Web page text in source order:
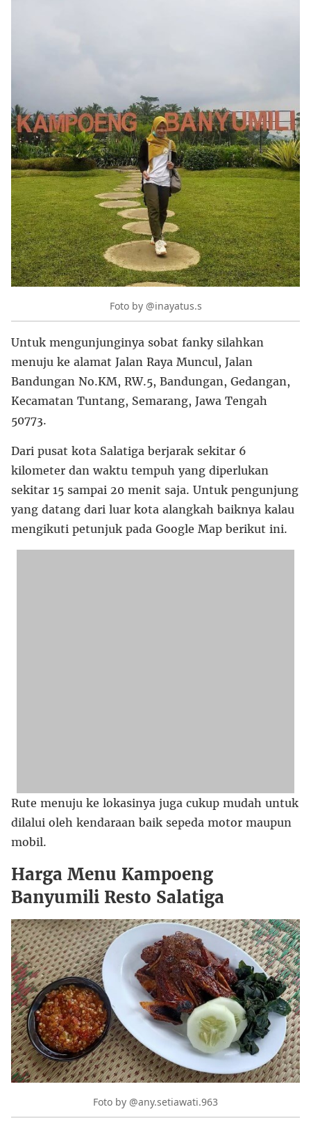
Foto by @inayatus.s
Untuk mengunjunginya sobat fanky silahkan
menuju ke alamat Jalan Raya Muncul, Jalan
Bandungan No.KM, RW.5, Bandungan, Gedangan,
Kecamatan Tuntang, Semarang, Jawa Tengah
50773.
Dari pusat kota Salatiga berjarak sekitar 6
kilometer dan waktu tempuh yang diperlukan
sekitar 15 sampai 20 menit saja. Untuk pengunjung
yang datang dari luar kota alangkah baiknya kalau
mengikuti petunjuk pada Google Map berikut ini.
Rute menuju ke lokasinya juga cukup mudah untuk
dilalui oleh kendaraan baik sepeda motor maupun
mobil.
Harga Menu Kampoeng
Banyumili Resto Salatiga
Foto by @any.setiawati.963